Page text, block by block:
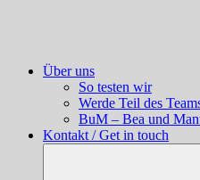
Über uns
So testen wir
Werde Teil des
BuM – Bea und
Kontakt / Get in touch